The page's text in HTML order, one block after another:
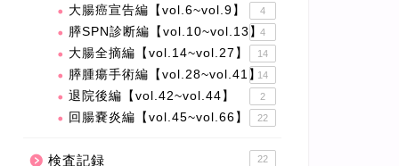
大腸癌宣告編【vol.6~vol.9】 4
膵SPN診断編【vol.10~vol.13】4
大腸全摘編【vol.14~vol.27】 14
膵腫瘍手術編【vol.28~vol.41】14
退院後編【vol.42~vol.44】 2
回腸嚢炎編【vol.45~vol.66】 22
検査記録 22